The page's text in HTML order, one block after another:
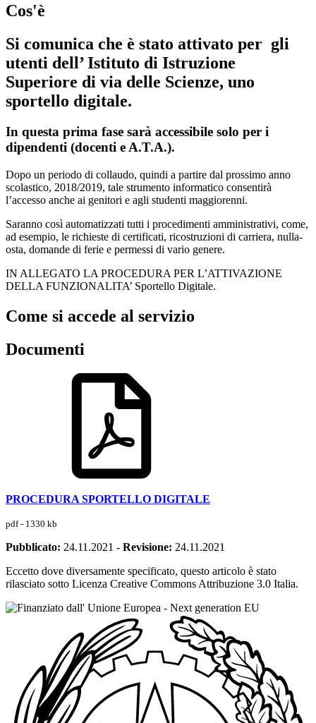
Cos'è
Si comunica che è stato attivato per gli
utenti dell’ Istituto di Istruzione
Superiore di via delle Scienze, uno
sportello digitale.
In questa prima fase sarà accessibile solo per i
dipendenti (docenti e A.T.A.).
Dopo un periodo di collaudo, quindi a partire dal prossimo anno
scolastico, 2018/2019, tale strumento informatico consentirà
l’accesso anche ai genitori e agli studenti maggiorenni.
Saranno così automatizzati tutti i procedimenti amministrativi, come,
ad esempio, le richieste di certificati, ricostruzioni di carriera, nulla-
osta, domande di ferie e permessi di vario genere.
IN ALLEGATO LA PROCEDURA PER L’ATTIVAZIONE
DELLA FUNZIONALITA’ Sportello Digitale.
Come si accede al servizio
Documenti
PROCEDURA SPORTELLO DIGITALE
pdf - 1330 kb
Pubblicato: 24.11.2021 - Revisione: 24.11.2021
Eccetto dove diversamente specificato, questo articolo è stato
rilasciato sotto Licenza Creative Commons Attribuzione 3.0 Italia.